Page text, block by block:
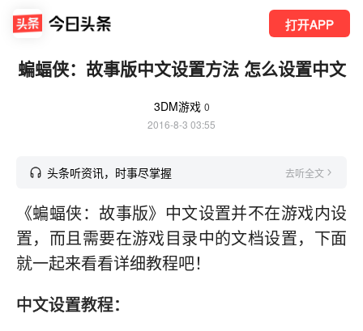
打开APP
蝙蝠侠：故事版中文设置方法 怎么设置中文
3DM游戏 0
2016-8-3 03:55
头条听资讯，时事尽掌握 去听全文
《蝙蝠侠：故事版》中文设置并不在游戏内设
置，而且需要在游戏目录中的文档设置，下面
就一起来看看详细教程吧！
中文设置教程：